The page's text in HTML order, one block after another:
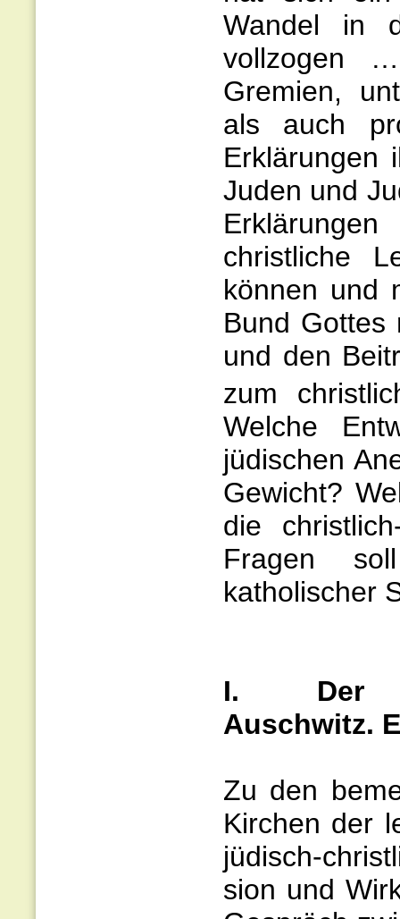
Wandel in
vollzogen
Gremien,
als auch
Erklärungen
Juden und
christliche
können und
Bund Gottes
und den
zum
Welche
jüdischen
Gewicht?
die
Fragen
katholischer
I. Der
Auschwitz.
Zu den
Kirchen der
jüdisch-
sion und